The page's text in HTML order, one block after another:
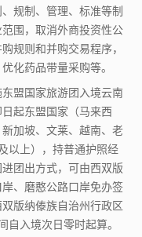
规制、管理、标准等制
围，取消外商投资性公
规则和并购交易程序，
化药品带量采购等。
盟国家旅游团入境云南
起东盟国家（马来西
加坡、文莱、越南、老
以上），持普通护照经
团出方式，可由西双版
、磨憨公路口岸免办签
版纳傣族自治州行政区
入境次日零时起算。